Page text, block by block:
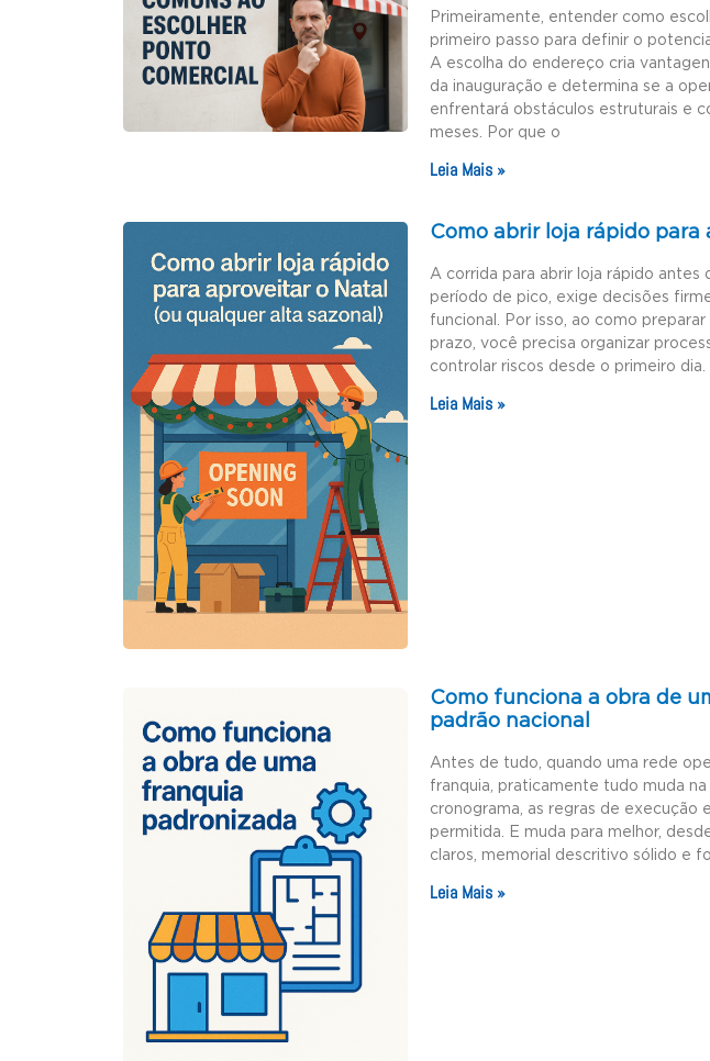
Primeiramente, entender como
primeiro passo para definir o
A escolha do endereço cria
da inauguração e determina se a
enfrentará obstáculos estruturais e
meses. Por que o
Leia Mais »
Como abrir loja rápido para
A corrida para abrir loja rápido antes
período de pico, exige decisões
funcional. Por isso, ao como
prazo, você precisa organizar
controlar riscos desde o primeiro
Leia Mais »
Como funciona a obra de
padrão nacional
Antes de tudo, quando uma rede
franquia, praticamente tudo muda na
cronograma, as regras de execução
permitida. E muda para melhor,
claros, memorial descritivo sólido e
Leia Mais »